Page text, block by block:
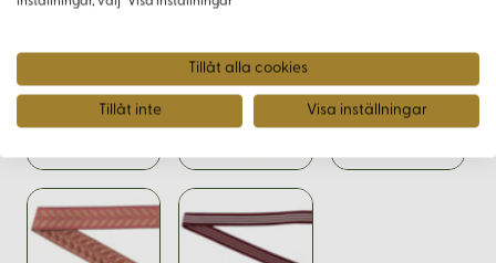
Tillåt alla cookies
Tillåt inte Visa inställningar